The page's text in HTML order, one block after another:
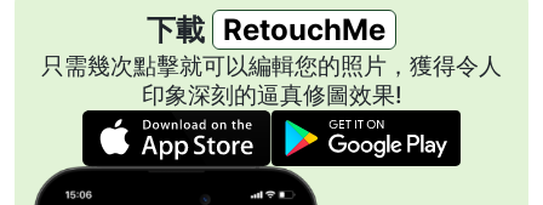
下載 RetouchMe
只需幾次點擊就可以編輯您的照片，獲得令人
印象深刻的逼真修圖效果!